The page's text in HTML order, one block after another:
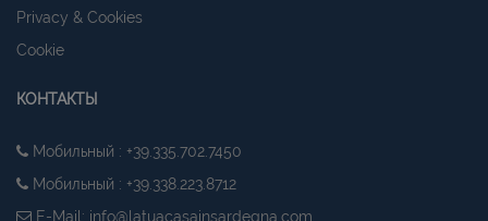
Privacy & Cookies
Cookie
КОНТАКТЫ
Мобильный : +39.335.702.7450
Мобильный : +39.338.223.8712
E-Mail: info@latuacasainsardegna.com